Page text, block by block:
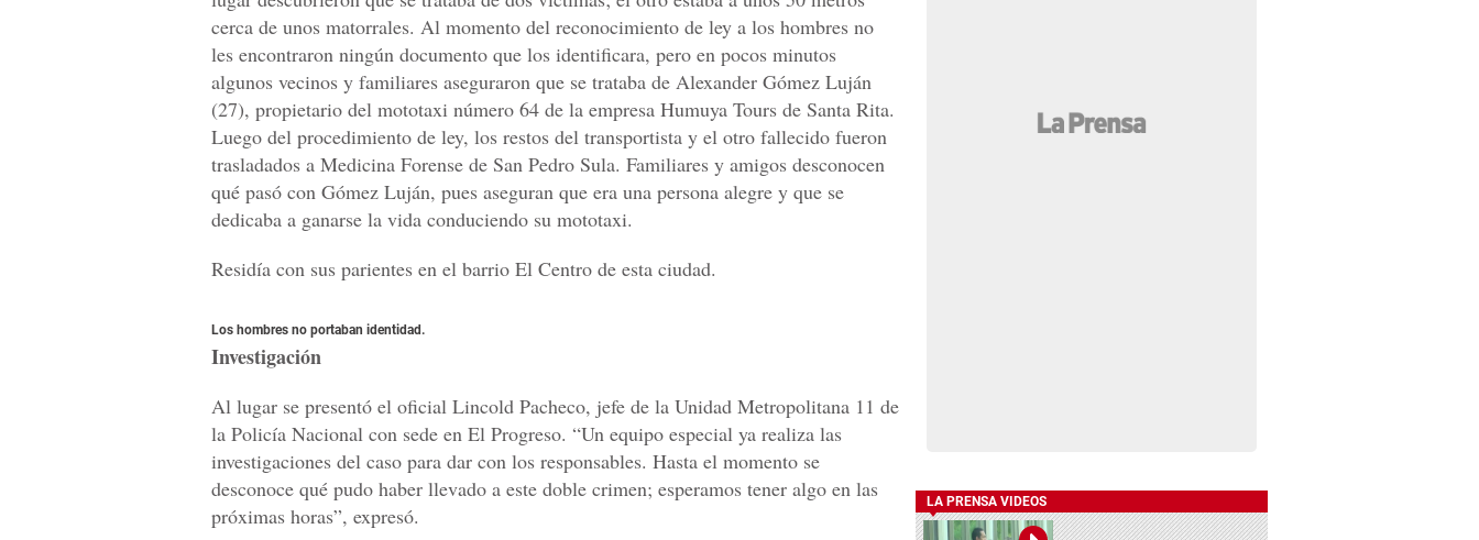
cerca de unos matorrales. Al momento del reconocimiento de ley a los hombres no
les encontraron ningún documento que los identificara, pero en pocos minutos
algunos vecinos y familiares aseguraron que se trataba de Alexander Gómez Luján
(27), propietario del mototaxi número 64 de la empresa Humuya Tours de Santa Rita.
Luego del procedimiento de ley, los restos del transportista y el otro fallecido fueron
trasladados a Medicina Forense de San Pedro Sula. Familiares y amigos desconocen
qué pasó con Gómez Luján, pues aseguran que era una persona alegre y que se
dedicaba a ganarse la vida conduciendo su mototaxi.
Residía con sus parientes en el barrio El Centro de esta ciudad.
Los hombres no portaban identidad.
Investigación
Al lugar se presentó el oficial Lincold Pacheco, jefe de la Unidad Metropolitana 11 de
la Policía Nacional con sede en El Progreso. “Un equipo especial ya realiza las
investigaciones del caso para dar con los responsables. Hasta el momento se
desconoce qué pudo haber llevado a este doble crimen; esperamos tener algo en las
próximas horas”, expresó.
LA PRENSA VIDEOS